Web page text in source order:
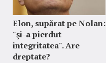
Elon, supărat pe Nolan:
"şi-a pierdut
integritatea". Are
dreptate?